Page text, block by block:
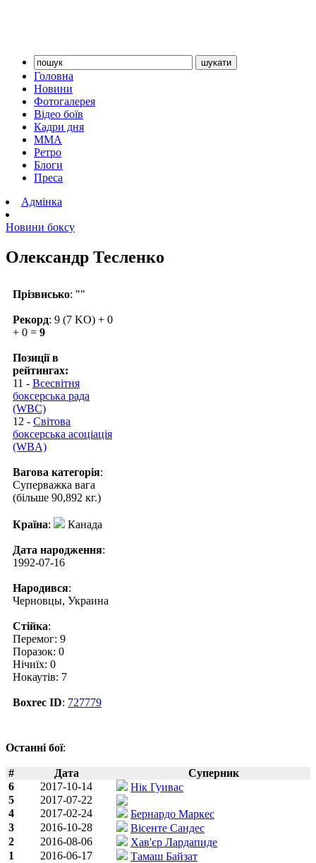
Головна
Новини
Фотогалерея
Відео боїв
Кадри дня
ММА
Ретро
Блоги
Преса
Адмінка
Новини боксу
Олександр Тесленко
Прізвисько: ""
Рекорд: 9 (7 KO) + 0
+ 0 = 9
Позиції в
рейтингах:
11 - Всесвітня
боксерська рада
(WBC)
12 - Світова
боксерська асоціація
(WBA)
Вагова категорія:
Суперважка вага
(більше 90,892 кг.)
Країна: Канада
Дата народження:
1992-07-16
Народився:
Черновцы, Украина
Стійка:
Перемог: 9
Поразок: 0
Нічиїх: 0
Нокаутів: 7
Boxrec ID: 727779
Останні бої:
# Дата
Суперник
6
2017-10-14
Нік Гуивас
5
2017-07-22
4
2017-02-24
Бернардо Маркес
3
2016-10-28
Вісенте Сандес
2
2016-08-06
Хав'єр Лардапиде
1
2016-06-17 Тамаш Байзат